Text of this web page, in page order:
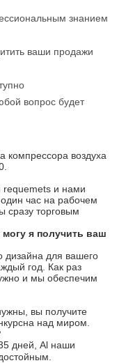
знанием
ваши продажи
вопрос будет
воздуха
и нами
час на рабочем
сразу торговым
я получить ваш
дизайна для вашего
год. Как раз
и мы обеспечим
вы получите
над миром.
дней, Al наши